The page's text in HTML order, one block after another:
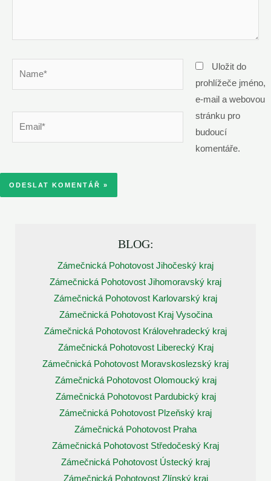
Uložit do
prohlížeče jméno,
e-mail a webovou
stránku pro
budoucí
komentáře.
BLOG:
Zámečnická Pohotovost Jihočeský kraj
Zámečnická Pohotovost Jihomoravský kraj
Zámečnická Pohotovost Karlovarský kraj
Zámečnická Pohotovost Kraj Vysočina
Zámečnická Pohotovost Královehradecký kraj
Zámečnická Pohotovost Liberecký Kraj
Zámečnická Pohotovost Moravskoslezský kraj
Zámečnická Pohotovost Olomoucký kraj
Zámečnická Pohotovost Pardubický kraj
Zámečnická Pohotovost Plzeňský kraj
Zámečnická Pohotovost Praha
Zámečnická Pohotovost Středočeský Kraj
Zámečnická Pohotovost Ústecký kraj
Zámečnická Pohotovost Zlínský kraj